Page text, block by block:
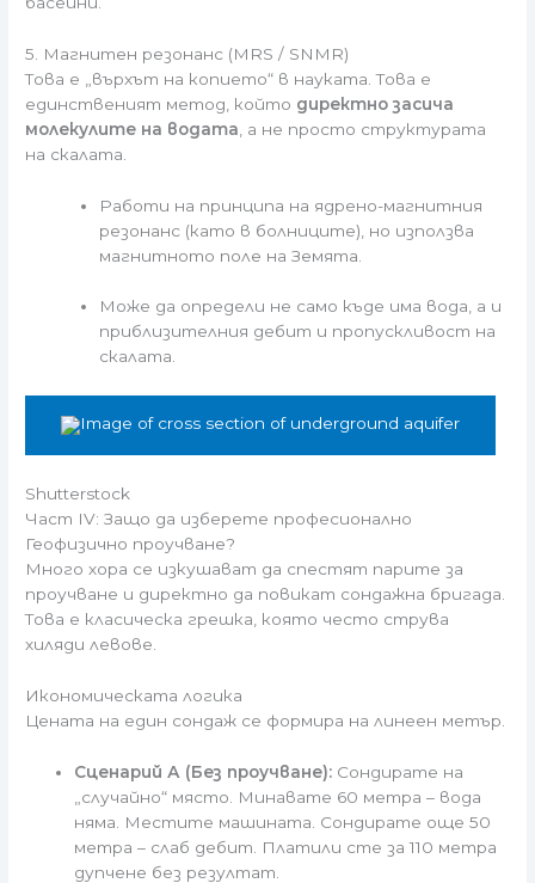
5. Магнитен резонанс (MRS / SNMR)
Това е „върхът на копието“ в науката. Това е
единственият метод, който директно засича
молекулите на водата , а не просто структурата
на скалата.
Работи на принципа на ядрено-магнитния
резонанс (като в болниците), но използва
магнитното поле на Земята.
Може да определи не само къде има вода, а и
приблизителния дебит и пропускливост на
скалата.
Shutterstock
Част IV: Защо да изберете професионално
Геофизично проучване?
Много хора се изкушават да спестят парите за
проучване и директно да повикат сондажна бригада.
Това е класическа грешка, която често струва
хиляди левове.
Икономическата логика
Цената на един сондаж се формира на линеен метър.
Сценарий А (Без проучване): Сондирате на
„случайно“ място. Минавате 60 метра – вода
няма. Местите машината. Сондирате още 50
метра – слаб дебит. Платили сте за 110 метра
дупчене без резултат.